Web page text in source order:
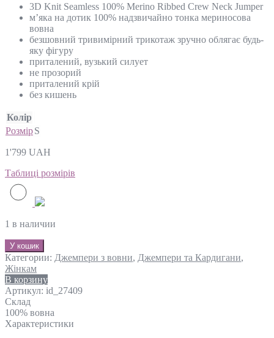
3D Knit Seamless 100% Merino Ribbed Crew Neck Jumper
м’яка на дотик 100% надзвичайно тонка мериносова
вовна
безшовний тривимірний трикотаж зручно облягає будь-
яку фігуру
приталений, вузький силует
не прозорий
приталений крій
без кишень
Колір
РозмірS
1'799 UAH
Таблиці розмірів
1 в наличии
У кошик
Категории: Джемпери з вовни, Джемпери та Кардигани,
Жінкам
В корзину
Артикул: id_27409
Склад
100% вовна
Характеристики